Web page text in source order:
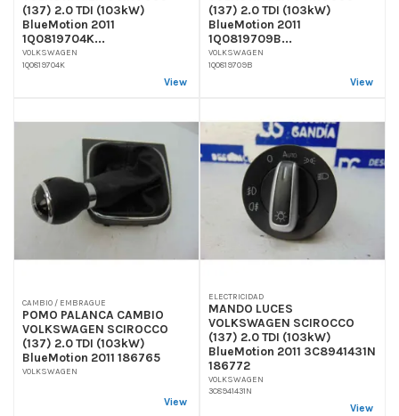
(137) 2.0 TDI (103kW)
BlueMotion 2011
1Q0819704K...
VOLKSWAGEN
1Q0819704K
View
(137) 2.0 TDI (103kW)
BlueMotion 2011
1Q0819709B...
VOLKSWAGEN
1Q0819709B
View
CAMBIO / EMBRAGUE
POMO PALANCA CAMBIO
VOLKSWAGEN SCIROCCO
(137) 2.0 TDI (103kW)
BlueMotion 2011 186765
VOLKSWAGEN
View
ELECTRICIDAD
MANDO LUCES
VOLKSWAGEN SCIROCCO
(137) 2.0 TDI (103kW)
BlueMotion 2011 3C8941431N
186772
VOLKSWAGEN
3C8941431N
View